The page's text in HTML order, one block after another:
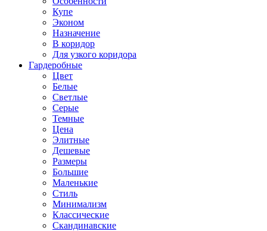
Купе
Эконом
Назначение
В коридор
Для узкого коридора
Гардеробные
Цвет
Белые
Светлые
Серые
Темные
Цена
Элитные
Дешевые
Размеры
Большие
Маленькие
Стиль
Минимализм
Классические
Скандинавские